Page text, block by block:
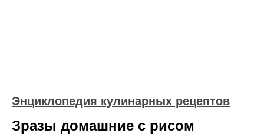
Энциклопедия кулинарных рецептов
Зразы домашние с рисом